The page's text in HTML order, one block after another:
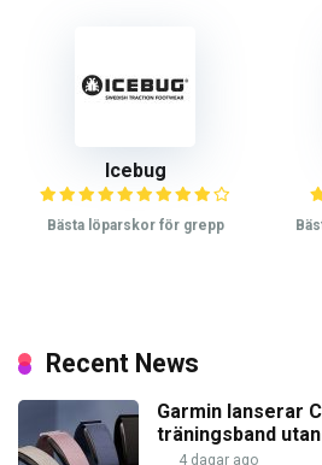
Icebug
Bästa löparskor för grepp
Recent News
Garmin lanserar
träningsband
4 dagar ago